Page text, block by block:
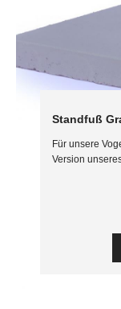
Standfuß
Für unsere
Version